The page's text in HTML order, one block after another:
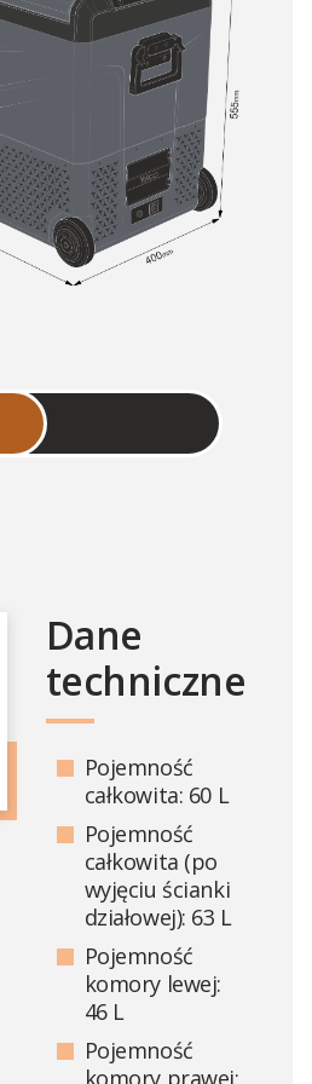
Dane
techniczne
Pojemność
całkowita: 60 L
Pojemność
całkowita (po
wyjęciu ścianki
działowej): 63 L
Pojemność
komory lewej:
46 L
Pojemność
komory prawej: